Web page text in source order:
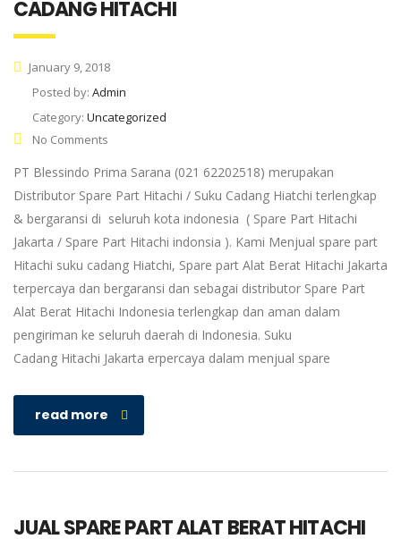
CADANG HITACHI
January 9, 2018
Posted by: Admin
Category: Uncategorized
No Comments
PT Blessindo Prima Sarana (021 62202518) merupakan
Distributor Spare Part Hitachi / Suku Cadang Hiatchi terlengkap
& bergaransi di seluruh kota indonesia ( Spare Part Hitachi
Jakarta / Spare Part Hitachi indonsia ). Kami Menjual spare part
Hitachi suku cadang Hiatchi, Spare part Alat Berat Hitachi Jakarta
terpercaya dan bergaransi dan sebagai distributor Spare Part
Alat Berat Hitachi Indonesia terlengkap dan aman dalam
pengiriman ke seluruh daerah di Indonesia. Suku
Cadang Hitachi Jakarta erpercaya dalam menjual spare
read more
JUAL SPARE PART ALAT BERAT HITACHI